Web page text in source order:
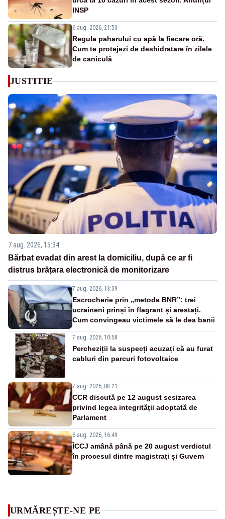
INSP
6 aug. 2026, 21:53
Regula paharului cu apă la fiecare oră.
Cum te protejezi de deshidratare în zilele
de caniculă
JUSTITIE
7 aug. 2026, 15:34
Bărbat evadat din arest la domiciliu, după ce ar fi
distrus brățara electronică de monitorizare
7 aug. 2026, 13:39
Escrocherie prin „metoda BNR”: trei
ucraineni prinși în flagrant și arestați.
Cum convingeau victimele să le dea banii
7 aug. 2026, 10:58
Percheziții la suspecți acuzați că au furat
cabluri din parcuri fotovoltaice
7 aug. 2026, 08:21
CCR discută pe 12 august sesizarea
privind legea integrității adoptată de
Parlament
6 aug. 2026, 16:49
ÎCCJ amână până pe 20 august verdictul
în procesul dintre magistrați și Guvern
URMĂREȘTE-NE PE